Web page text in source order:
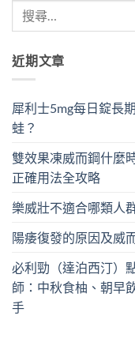
近期文章
犀利士5mg每日錠長
蛙？
雙效果凍威而鋼什麼
正確用法全攻略
樂威壯不適合哪類人
陽痿復發的原因及威
必利勁（達泊西汀）
師：中秋食柚、朝早
手